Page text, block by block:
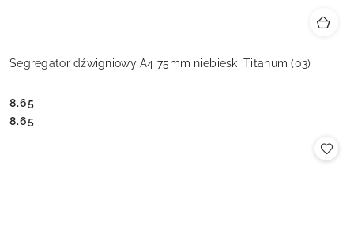
Segregator dźwigniowy A4 75mm niebieski Titanum (03)
Cena:
8.65
Cena:
8.65